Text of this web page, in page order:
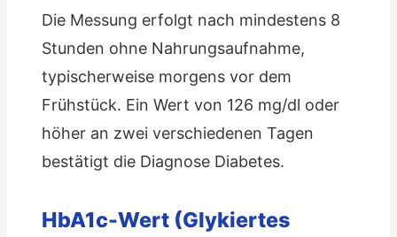
Die Messung erfolgt nach mindestens 8
Stunden ohne Nahrungsaufnahme,
typischerweise morgens vor dem
Frühstück. Ein Wert von 126 mg/dl oder
höher an zwei verschiedenen Tagen
bestätigt die Diagnose Diabetes.
HbA1c-Wert (Glykiertes